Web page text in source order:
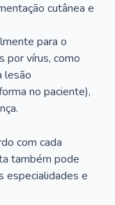
cutânea e
para o
por vírus, como
lesão
no paciente),
com cada
também pode
especialidades e